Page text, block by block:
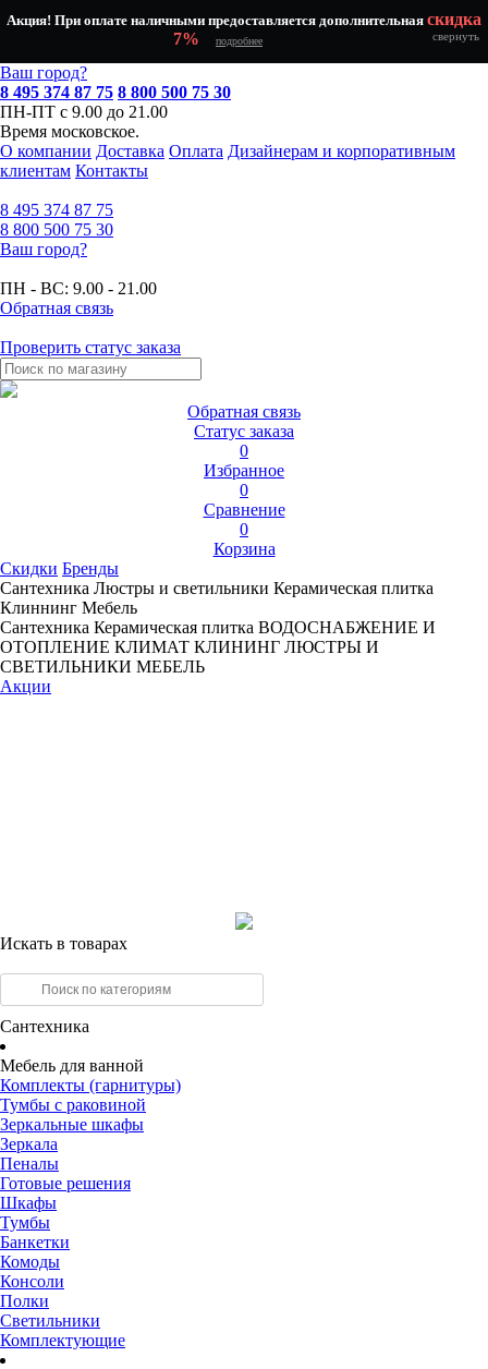
Акция! При оплате наличными предоставляется дополнительная скидка
7%
подробнее свернуть
Ваш город?
8 495 374 87 75 8 800 500 75 30
ПН-ПТ с 9.00 до 21.00
Время московское.
О компании Доставка Оплата Дизайнерам и корпоративным
клиентам Контакты
8 495 374 87 75
8 800 500 75 30
Ваш город?
ПН - ВС: 9.00 - 21.00
Обратная связь
Проверить статус заказа
Обратная связь
Статус заказа
0
Избранное
0
Сравнение
0
Корзина
Скидки Бренды
Сантехника Люстры и светильники Керамическая плитка
Клиннинг Мебель
Сантехника Керамическая плитка ВОДОСНАБЖЕНИЕ И
ОТОПЛЕНИЕ КЛИМАТ КЛИНИНГ ЛЮСТРЫ И
СВЕТИЛЬНИКИ МЕБЕЛЬ
Акции
Искать в товарах
Сантехника
Мебель для ванной
Комплекты (гарнитуры)
Тумбы с раковиной
Зеркальные шкафы
Зеркала
Пеналы
Готовые решения
Шкафы
Тумбы
Банкетки
Комоды
Консоли
Полки
Светильники
Комплектующие